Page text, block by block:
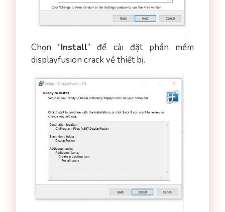
Chọn “Install” để cài đặt phần mềm
displayfusion crack về thiết bị.